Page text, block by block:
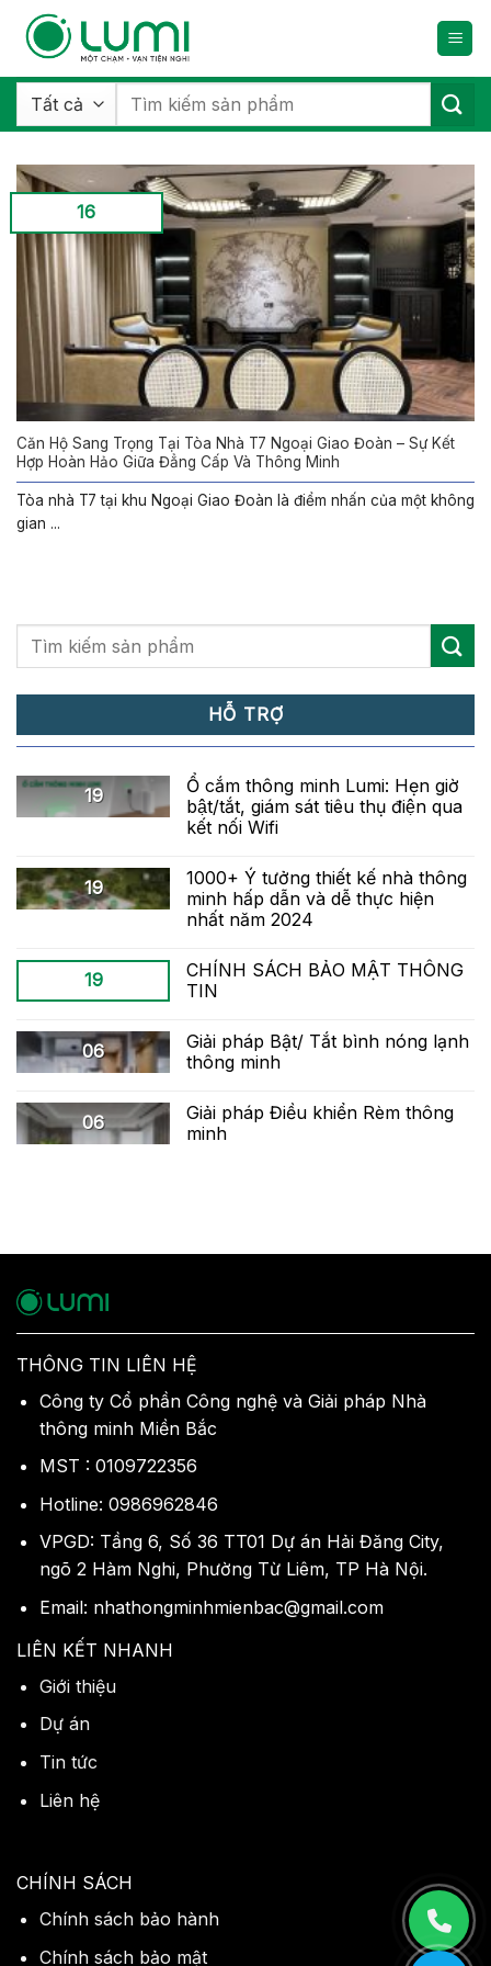
qua
dung
Tìm
Căn Hộ Sang Trọng Tại Tòa Nhà T7 Ngoại Giao Đoàn – Sự Kết
Hợp Hoàn Hảo Giữa Đẳng Cấp Và Thông Minh
Tòa nhà T7 tại khu Ngoại Giao Đoàn là điểm nhấn của một không
gian ...
16
HỖ TRỢ
19
Ổ cắm thông minh Lumi: Hẹn giờ
bật/tắt, giám sát tiêu thụ điện qua
kết nối Wifi
19
1000+ Ý tưởng thiết kế nhà thông
minh hấp dẫn và dễ thực hiện
nhất năm 2024
19
CHÍNH SÁCH BẢO MẬT THÔNG
TIN
06
Giải pháp Bật/ Tắt bình nóng lạnh
thông minh
06
Giải pháp Điều khiển Rèm thông
minh
THÔNG TIN LIÊN HỆ
Công ty Cổ phần Công nghệ và Giải pháp Nhà
thông minh Miền Bắc
MST : 0109722356
Hotline: 0986962846
VPGD: Tầng 6, Số 36 TT01 Dự án Hải Đăng City,
ngõ 2 Hàm Nghi, Phường Từ Liêm, TP Hà Nội.
Email: nhathongminhmienbac@gmail.com
LIÊN KẾT NHANH
Giới thiệu
Dự án
Tin tức
Liên hệ
CHÍNH SÁCH
Chính sách bảo hành
Chính sách bảo mật